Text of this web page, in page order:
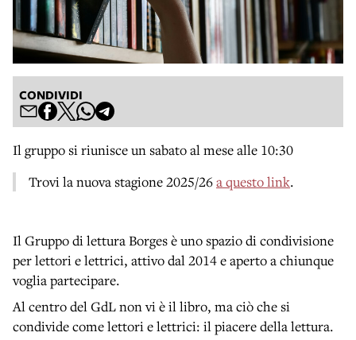
CONDIVIDI
Il gruppo si riunisce un sabato al mese alle 10:30
Trovi la nuova stagione 2025/26a questo link.
Il Gruppo di lettura Borges è uno spazio di condivisione
per lettori e lettrici, attivo dal 2014 e aperto a chiunque
voglia partecipare.
Al centro del GdL non vi è il libro, ma ciò che si
condivide come lettori e lettrici: il piacere della lettura.